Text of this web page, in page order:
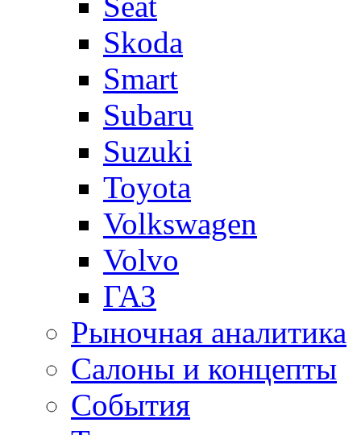
Skoda
Smart
Subaru
Suzuki
Toyota
Volkswagen
Volvo
ГАЗ
Рыночная аналитика
Салоны и концепты
События